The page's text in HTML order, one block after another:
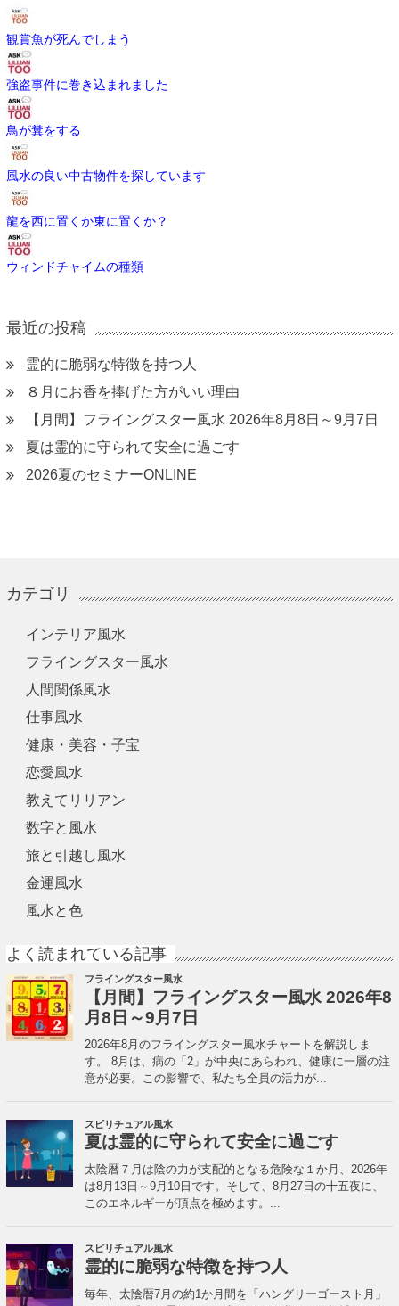
観賞魚が死んでしまう
強盗事件に巻き込まれました
鳥が糞をする
風水の良い中古物件を探しています
龍を西に置くか東に置くか？
ウィンドチャイムの種類
最近の投稿
霊的に脆弱な特徴を持つ人
８月にお香を捧げた方がいい理由
【月間】フライングスター風水 2026年8月8日～9月7日
夏は霊的に守られて安全に過ごす
2026夏のセミナーONLINE
カテゴリ
インテリア風水
フライングスター風水
人間関係風水
仕事風水
健康・美容・子宝
恋愛風水
教えてリリアン
数字と風水
旅と引越し風水
金運風水
風水と色
よく読まれている記事